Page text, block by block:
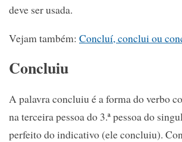
deve ser usada.
Vejam também: Concluí, conclui ou
Concluiu
A palavra concluiu é a forma do verbo
na terceira pessoa do 3.ª pessoa do
perfeito do indicativo (ele concluiu).